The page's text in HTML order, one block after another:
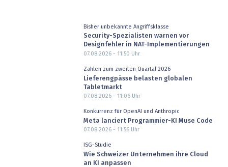
Bisher unbekannte Angriffsklasse
Security-Spezialisten warnen vor
Designfehler in NAT-Implementierungen
07.08.2026 - 11:50 Uhr
Zahlen zum zweiten Quartal 2026
Lieferengpässe belasten globalen
Tabletmarkt
07.08.2026 - 11:06Uhr
Konkurrenz für OpenAI und Anthropic
Meta lanciert Programmier-KI Muse Code
07.08.2026 - 11:56Uhr
ISG-Studie
Wie Schweizer Unternehmen ihre Cloud
an KI anpassen